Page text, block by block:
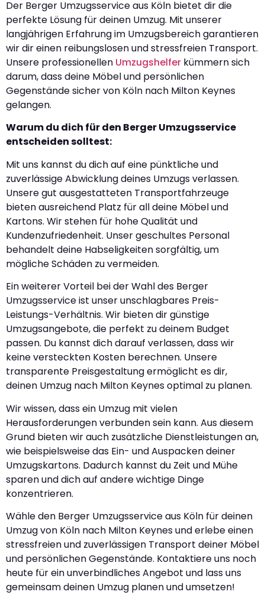
Der Berger Umzugsservice aus Köln bietet dir die
perfekte Lösung für deinen Umzug. Mit unserer
langjährigen Erfahrung im Umzugsbereich garantieren
wir dir einen reibungslosen und stressfreien Transport.
Unsere professionellen Umzugshelfer kümmern sich
darum, dass deine Möbel und persönlichen
Gegenstände sicher von Köln nach Milton Keynes
gelangen.
Warum du dich für den Berger Umzugsservice
entscheiden solltest:
Mit uns kannst du dich auf eine pünktliche und
zuverlässige Abwicklung deines Umzugs verlassen.
Unsere gut ausgestatteten Transportfahrzeuge
bieten ausreichend Platz für all deine Möbel und
Kartons. Wir stehen für hohe Qualität und
Kundenzufriedenheit. Unser geschultes Personal
behandelt deine Habseligkeiten sorgfältig, um
mögliche Schäden zu vermeiden.
Ein weiterer Vorteil bei der Wahl des Berger
Umzugsservice ist unser unschlagbares Preis-
Leistungs-Verhältnis. Wir bieten dir günstige
Umzugsangebote, die perfekt zu deinem Budget
passen. Du kannst dich darauf verlassen, dass wir
keine versteckten Kosten berechnen. Unsere
transparente Preisgestaltung ermöglicht es dir,
deinen Umzug nach Milton Keynes optimal zu planen.
Wir wissen, dass ein Umzug mit vielen
Herausforderungen verbunden sein kann. Aus diesem
Grund bieten wir auch zusätzliche Dienstleistungen an,
wie beispielsweise das Ein- und Auspacken deiner
Umzugskartons. Dadurch kannst du Zeit und Mühe
sparen und dich auf andere wichtige Dinge
konzentrieren.
Wähle den Berger Umzugsservice aus Köln für deinen
Umzug von Köln nach Milton Keynes und erlebe einen
stressfreien und zuverlässigen Transport deiner Möbel
und persönlichen Gegenstände. Kontaktiere uns noch
heute für ein unverbindliches Angebot und lass uns
gemeinsam deinen Umzug planen und umsetzen!